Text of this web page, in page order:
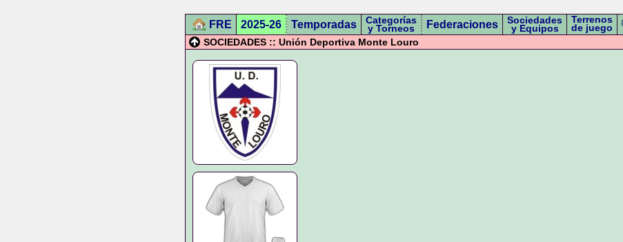
FRE 2025-26 Temporadas Categorías
y Torneos Federaciones Sociedades
y Equipos
Terrenos
de juego
SOCIEDADES :: Unión Deportiva Monte Louro